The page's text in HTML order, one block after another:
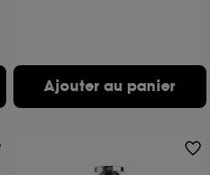
Ajouter au panier